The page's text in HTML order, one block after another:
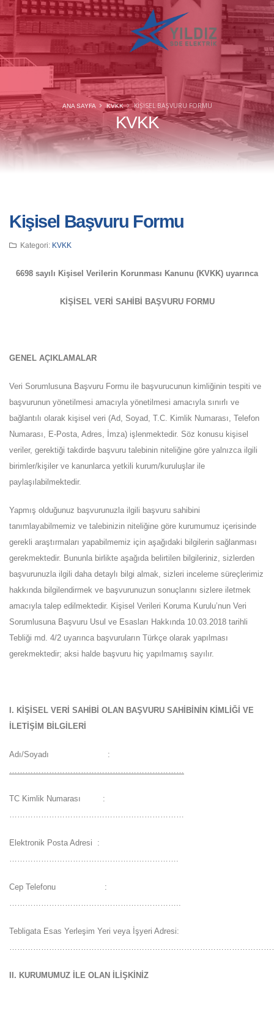
KVKK
ANA SAYFA KVKK KIŞISEL BAŞVURU FORMU
Kişisel Başvuru Formu
Kategori: KVKK
6698 sayılı Kişisel Verilerin Korunması Kanunu (KVKK) uyarınca
KİŞİSEL VERİ SAHİBİ BAŞVURU FORMU
GENEL AÇIKLAMALAR
Veri Sorumlusuna Başvuru Formu ile başvurucunun kimliğinin tespiti ve
başvurunun yönetilmesi amacıyla yönetilmesi amacıyla sınırlı ve
bağlantılı olarak kişisel veri (Ad, Soyad, T.C. Kimlik Numarası, Telefon
Numarası, E-Posta, Adres, İmza) işlenmektedir. Söz konusu kişisel
veriler, gerektiği takdirde başvuru talebinin niteliğine göre yalnızca ilgili
birimler/kişiler ve kanunlarca yetkili kurum/kuruluşlar ile
paylaşılabilmektedir.
Yapmış olduğunuz başvurunuzla ilgili başvuru sahibini
tanımlayabilmemiz ve talebinizin niteliğine göre kurumumuz içerisinde
gerekli araştırmaları yapabilmemiz için aşağıdaki bilgilerin sağlanması
gerekmektedir. Bununla birlikte aşağıda belirtilen bilgileriniz, sizlerden
başvurunuzla ilgili daha detaylı bilgi almak, sizleri inceleme süreçlerimiz
hakkında bilgilendirmek ve başvurunuzun sonuçlarını sizlere iletmek
amacıyla talep edilmektedir. Kişisel Verileri Koruma Kurulu’nun Veri
Sorumlusuna Başvuru Usul ve Esasları Hakkında 10.03.2018 tarihli
Tebliği md. 4/2 uyarınca başvuruların Türkçe olarak yapılması
gerekmektedir; aksi halde başvuru hiç yapılmamış sayılır.
I. KİŞİSEL VERİ SAHİBİ OLAN BAŞVURU SAHİBİNİN KİMLİĞİ VE
İLETİŞİM BİLGİLERİ
Adı/Soyadı :
…………………………………………………………
TC Kimlik Numarası :
…………………………………………………………
Elektronik Posta Adresi :
……………………………………………………….
Cep Telefonu :
………………………………………………………..
Tebligata Esas Yerleşim Yeri veya İşyeri Adresi:
II. KURUMUMUZ İLE OLAN İLİŞKİNİZ